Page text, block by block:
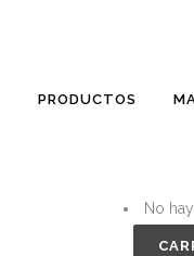
PRODUCTOS
No